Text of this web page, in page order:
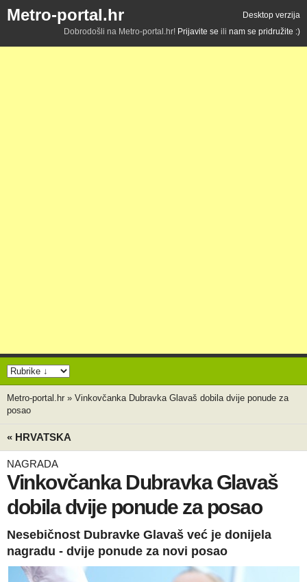
Metro-portal.hr
Desktop verzija
Dobrodošli na Metro-portal.hr! Prijavite se ili nam se pridružite :)
Metro-portal.hr » Vinkovčanka Dubravka Glavaš dobila dvije ponude za
posao
« HRVATSKA
NAGRADA
Vinkovčanka Dubravka Glavaš
dobila dvije ponude za posao
Nesebičnost Dubravke Glavaš već je donijela
nagradu - dvije ponude za novi posao